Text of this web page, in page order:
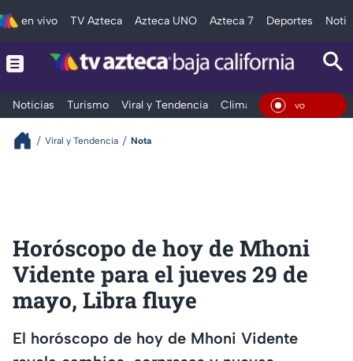
en vivo TV Azteca Azteca UNO Azteca 7 Deportes
Noticias Turismo Viral y Tendencia Clima Deportes En
Viral y Tendencia Nota
Horóscopo de hoy de Mhoni
Vidente para el jueves 29 de
mayo, Libra fluye
El horóscopo de hoy de Mhoni Vidente